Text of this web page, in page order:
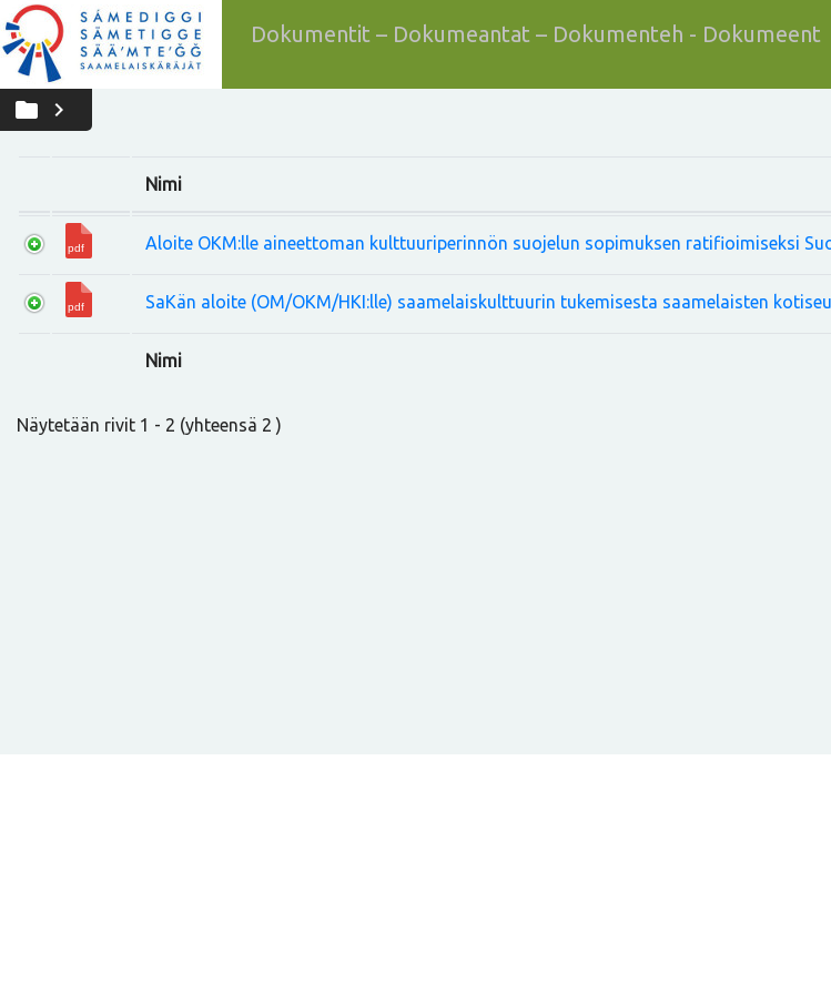
Dokumentit – Dokumeantat – Dokumenteh - Dokumeent
folder chevron_right
Nimi
Nimi
Aloite OKM:lle aineettoman kulttuuriperinnön suojelun sopimuksen ratifioimiseksi
SaKän aloite (OM/OKM/HKI:lle) saamelaiskulttuurin tukemisesta saamelaisten
Näytetään rivit 1 - 2 (yhteensä 2 )